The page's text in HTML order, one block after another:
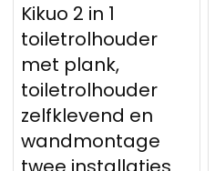
Kikuo 2 in 1
toiletrolhouder
met plank,
toiletrolhouder
zelfklevend en
wandmontage